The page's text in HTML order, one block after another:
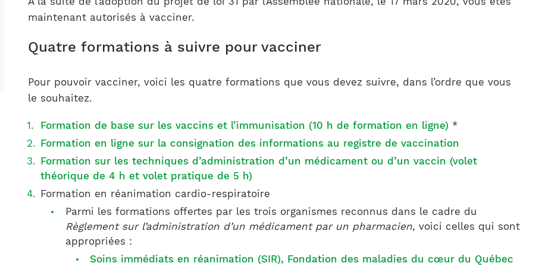
France)
Notre équipe
maintenant autorisés à vacciner.
Quatre formations à suivre pour vacciner
Pour pouvoir vacciner, voici les quatre formations que vous devez suivre, dans l’ordre que vous
le souhaitez.
Formation de base sur les vaccins et l’immunisation (10 h de formation en ligne) *
Formation en ligne sur la consignation des informations au registre de vaccination
Formation sur les techniques d’administration d’un médicament ou d’un vaccin (volet
théorique de 4 h et volet pratique de 5 h)
Formation en réanimation cardio-respiratoire
Parmi les formations offertes par les trois organismes reconnus dans le cadre du
Règlement sur l’administration d’un médicament par un pharmacien, voici celles qui sont
appropriées :
Soins immédiats en réanimation (SIR), Fondation des maladies du cœur du Québec